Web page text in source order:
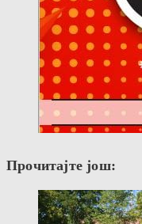
Прочитајте још: